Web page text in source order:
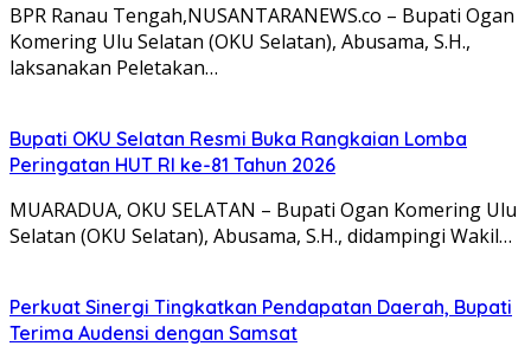
BPR Ranau Tengah,NUSANTARANEWS.co – Bupati Ogan
Komering Ulu Selatan (OKU Selatan), Abusama, S.H.,
laksanakan Peletakan…
Bupati OKU Selatan Resmi Buka Rangkaian Lomba
Peringatan HUT RI ke-81 Tahun 2026
MUARADUA, OKU SELATAN – Bupati Ogan Komering Ulu
Selatan (OKU Selatan), Abusama, S.H., didampingi Wakil…
Perkuat Sinergi Tingkatkan Pendapatan Daerah, Bupati
Terima Audensi dengan Samsat